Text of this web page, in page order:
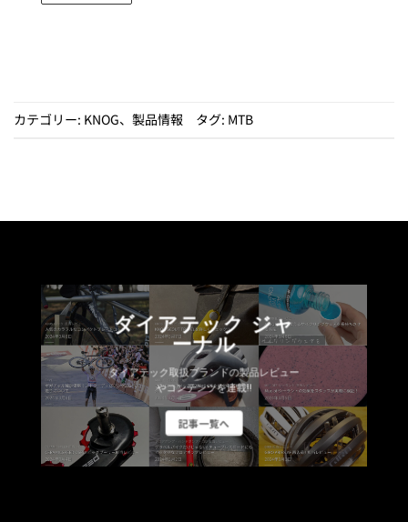
は
リ
シ
ョ
ン
が
あ
り
ま
オ
カテゴリー: KNOG、 製品情報 タグ: MTB
ダイアテック ジャ
ーナル
ダイアテック取扱ブランドの製品レビュー
やコンテンツを連載!!
記事一覧へ